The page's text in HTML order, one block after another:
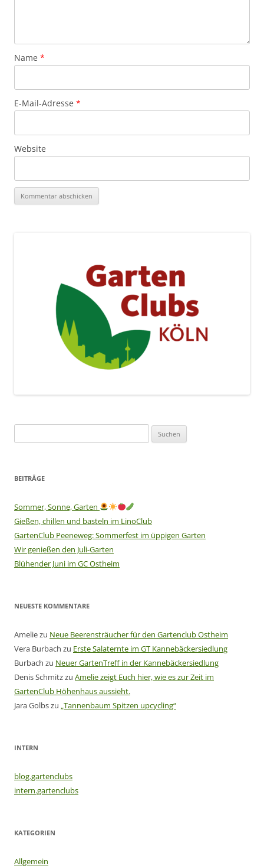
Name *
E-Mail-Adresse *
Website
nach:
BEITRÄGE
Sommer, Sonne, Garten
Gießen, chillen und basteln im LinoClub
GartenClub Peeneweg: Sommerfest im üppigen Garten
Wir genießen den Juli-Garten
Blühender Juni im GC Ostheim
NEUESTE KOMMENTARE
Ameliezu Neue Beerensträucher für den Gartenclub Ostheim
Vera Burbach zu Erste Salaternte im GT Kannebäckersiedlung
Burbach zu Neuer GartenTreff in der Kannebäckersiedlung
Denis Schmitzzu Amelie zeigt Euch hier, wie es zur Zeit im
GartenClub Höhenhaus aussieht.
Jara Golbszu „Tannenbaum Spitzen upcycling“
INTERN
blog.gartenclubs
intern.gartenclubs
KATEGORIEN
Allgemein